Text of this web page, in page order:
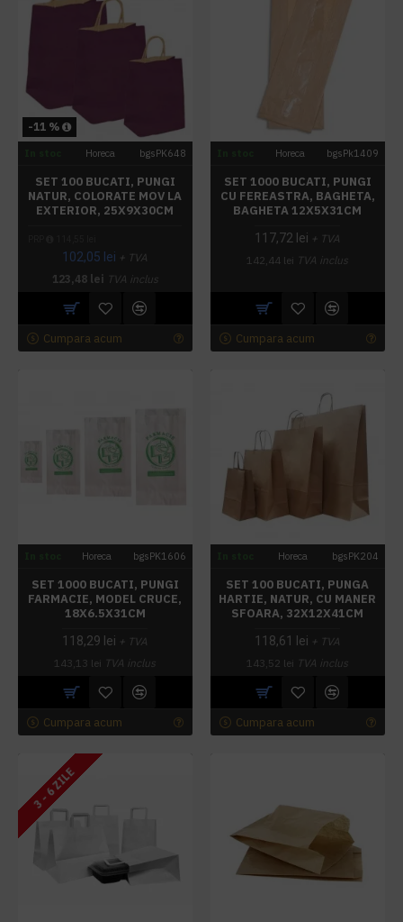
-11 %
Horeca bgsPK648
SET 100 BUCATI, PUNGI
NATUR, COLORATE MOV LA
EXTERIOR, 25X9X30CM
102,05 lei + TVA
123,48 lei TVA inclus
Cumpara acum
Horeca bgsPk1409
SET 1000 BUCATI, PUNGI
CU FEREASTRA, BAGHETA,
BAGHETA 12X5X31CM
117,72 lei + TVA
142,44 lei TVA inclus
Cumpara acum
Horeca bgsPK1606
SET 1000 BUCATI, PUNGI
FARMACIE, MODEL CRUCE,
18X6.5X31CM
118,29 lei + TVA
143,13 lei TVA inclus
Cumpara acum
Horeca bgsPK204
SET 100 BUCATI, PUNGA
HARTIE, NATUR, CU MANER
SFOARA, 32X12X41CM
118,61 lei + TVA
143,52 lei TVA inclus
Cumpara acum
3 - 6 ZILE